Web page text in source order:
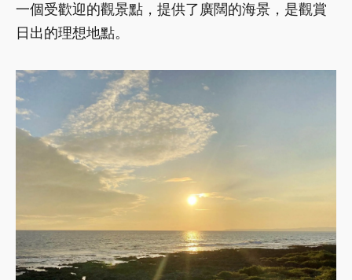
一個受歡迎的觀景點，提供了廣闊的海景，是觀賞
日出的理想地點。